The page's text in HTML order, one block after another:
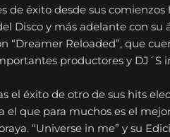
de éxito desde sus
Disco y más adelante con su
“Dreamer Reloaded”, que
productores y DJ´S
el éxito de otro de sus hits
el que para muchos es el
“Universe in me” y su